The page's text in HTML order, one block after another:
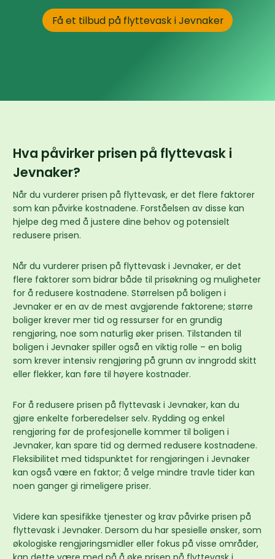
Få et tilbud på flyttevask i Jevnaker
Hva påvirker prisen på flyttevask i
Jevnaker?
Når du vurderer prisen på flyttevask, er det flere faktorer
som kan påvirke kostnadene. Forståelsen av disse kan
hjelpe deg med å justere dine behov og potensielt
redusere prisen.
Når du vurderer prisen på flyttevask i Jevnaker, er det
flere faktorer som bidrar både til prisøkning og muligheter
for å redusere kostnadene. Størrelsen på boligen i
Jevnaker er en av de mest avgjørende faktorene; større
boliger krever mer tid og ressurser for en grundig
rengjøring, noe som naturlig øker prisen. Tilstanden til
boligen i Jevnaker spiller også en viktig rolle – en bolig
som krever intensiv rengjøring på grunn av inngrodd skitt
eller flekker, kan føre til høyere kostnader.
For å redusere prisen på flyttevask i Jevnaker, kan du
gjøre enkelte forberedelser selv. Rydding og enkel
rengjøring før de profesjonelle kommer til boligen i
Jevnaker, kan spare tid og dermed redusere kostnadene.
Fleksibilitet med tidspunktet for rengjøringen i Jevnaker
kan også være en faktor; å velge mindre travle tider kan
noen ganger gi rimeligere priser.
Videre kan spesifikke tjenester og krav påvirke prisen på
flyttevask i Jevnaker. Dersom du har spesielle ønsker, som
økologiske rengjøringsmidler eller fokus på visse områder,